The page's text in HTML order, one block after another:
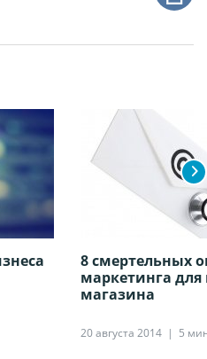
8 смертельных
маркетинга для
магазина
20 августа 2014 5